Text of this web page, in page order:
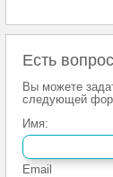
Есть
Вы можете
следующей
Имя:
Email